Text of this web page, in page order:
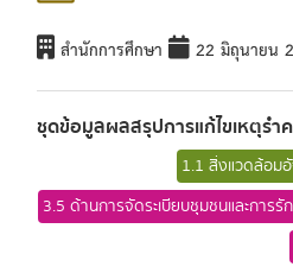
สำนักการศึกษา 22 มิถุนายน
ชุดข้อมูลผลสรุปการแก้ไขเหตุรำ
1.1 สิ่งแวดล้อม
3.5 ด้านการจัดระเบียบชุมชนและกา